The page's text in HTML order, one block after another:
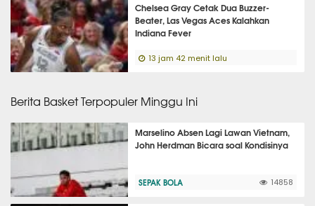
Chelsea Gray Cetak Dua Buzzer-
Beater, Las Vegas Aces Kalahkan
Indiana Fever
13 jam 42 menit lalu
Berita Basket Terpopuler Minggu Ini
Marselino Absen Lagi Lawan Vietnam,
John Herdman Bicara soal Kondisinya
SEPAK BOLA 14858